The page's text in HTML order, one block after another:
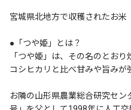
宮城県北地方で収穫されたお米
●「つや姫」とは？
「つや姫」は、その名のとお
コシヒカリと比べ甘みや旨みが
お隣の山形県農業総合研究セ